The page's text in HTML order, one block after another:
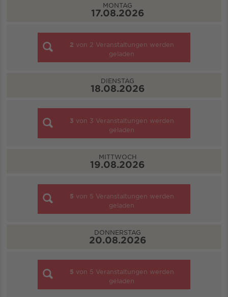
MONTAG
17.08.2026
2 von 2 Veranstaltungen werden
geladen
DIENSTAG
18.08.2026
3 von 3 Veranstaltungen werden
geladen
MITTWOCH
19.08.2026
5 von 5 Veranstaltungen werden
geladen
DONNERSTAG
20.08.2026
5 von 5 Veranstaltungen werden
geladen